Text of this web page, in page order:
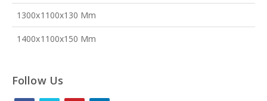
1300x1100x130 Mm
1400x1100x150 Mm
Follow Us